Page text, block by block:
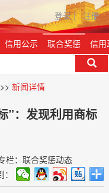
登录| 注册
信用公示 联合奖惩
信用
>> 新闻详情
”：发现利用商标
栏：联合奖惩动态